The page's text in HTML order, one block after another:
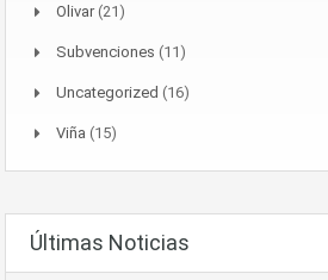
Olivar(21)
Subvenciones (11)
Uncategorized (16)
Viña (15)
Últimas Noticias